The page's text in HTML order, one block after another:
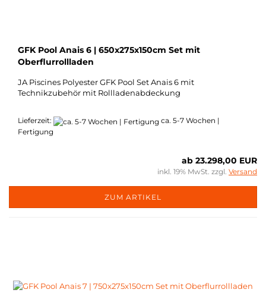
GFK Pool Anais 6 | 650x275x150cm Set mit
Oberflurrollladen
JA Piscines Polyester GFK Pool Set Anais 6 mit
Technikzubehör mit Rollladenabdeckung
Lieferzeit:
ca. 5-7 Wochen |
Fertigung
ab 23.298,00 EUR
inkl. 19% MwSt. zzgl. Versand
ZUM ARTIKEL